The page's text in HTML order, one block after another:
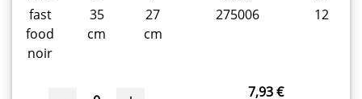
PORTAIL
SUR-MESURE
fast
food
noir
35
cm
27
cm
275006
12
7,93 €